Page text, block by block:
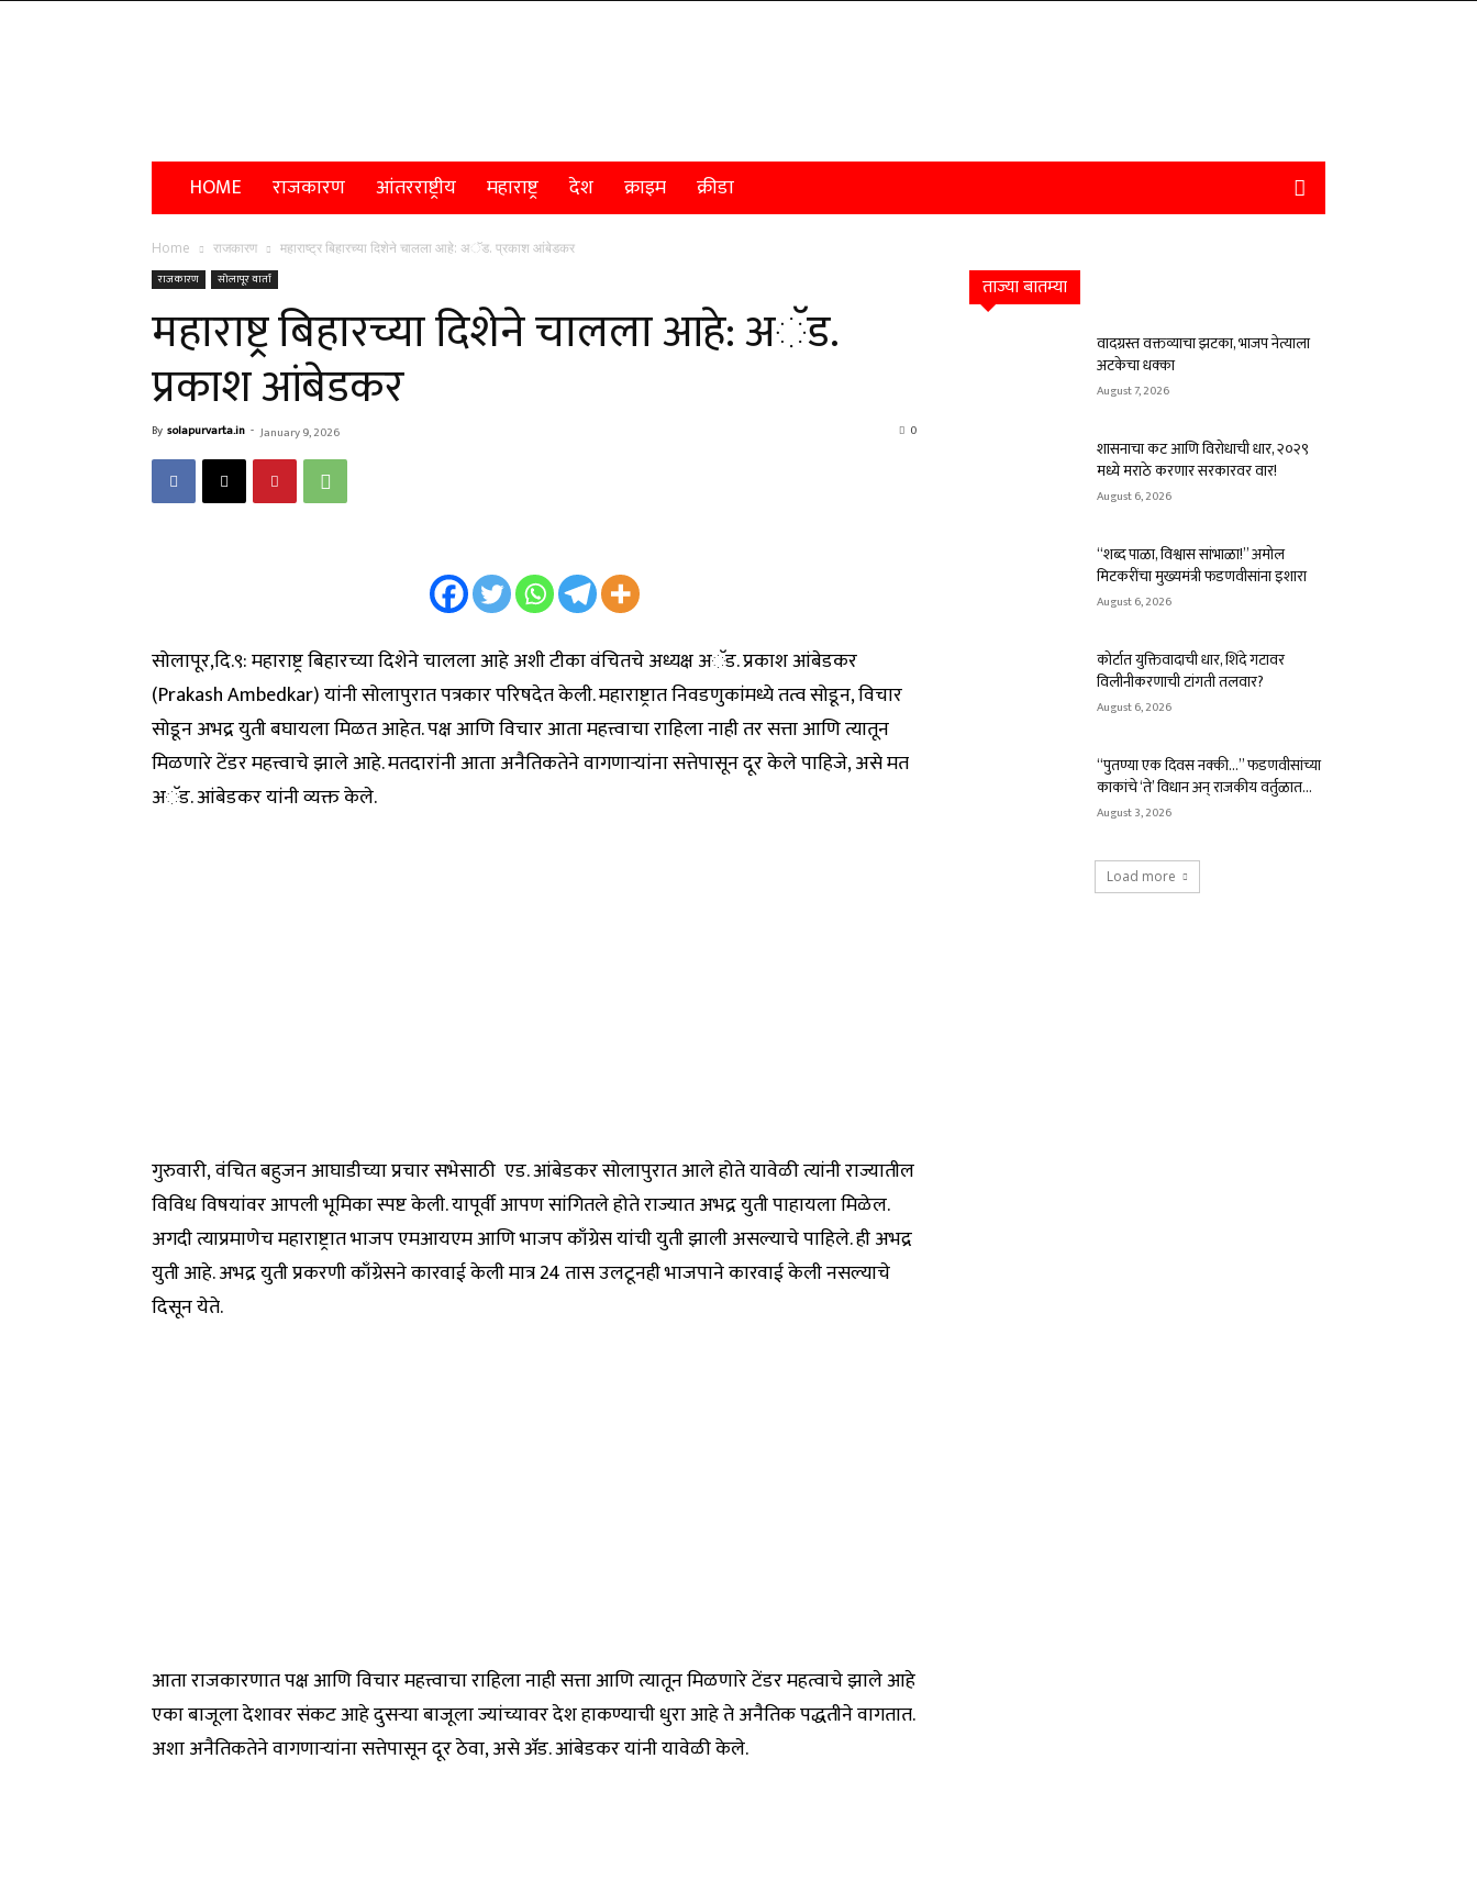
HOME राजकारण आंतरराष्ट्रीय महाराष्ट्र देश क्राइम क्रीडा
Home राजकारण महाराष्ट्र बिहारच्या दिशेने चालला आहे: अॅड. प्रकाश आंबेडकर
राजकारण सोलापूर वार्ता
महाराष्ट्र बिहारच्या दिशेने चालला आहे: अॅड.
प्रकाश आंबेडकर
By solapurvarta.in - January 9, 2026 0
सोलापूर,दि.९: महाराष्ट्र बिहारच्या दिशेने चालला आहे अशी टीका वंचितचे अध्यक्ष अॅड. प्रकाश आंबेडकर
(Prakash Ambedkar) यांनी सोलापुरात पत्रकार परिषदेत केली. महाराष्ट्रात निवडणुकांमध्ये तत्व सोडून, विचार
सोडून अभद्र युती बघायला मिळत आहेत. पक्ष आणि विचार आता महत्त्वाचा राहिला नाही तर सत्ता आणि त्यातून
मिळणारे टेंडर महत्त्वाचे झाले आहे. मतदारांनी आता अनैतिकतेने वागणाऱ्यांना सत्तेपासून दूर केले पाहिजे, असे मत
अॅड. आंबेडकर यांनी व्यक्त केले.
गुरुवारी, वंचित बहुजन आघाडीच्या प्रचार सभेसाठी एड. आंबेडकर सोलापुरात आले होते यावेळी त्यांनी राज्यातील
विविध विषयांवर आपली भूमिका स्पष्ट केली. यापूर्वी आपण सांगितले होते राज्यात अभद्र युती पाहायला मिळेल.
अगदी त्याप्रमाणेच महाराष्ट्रात भाजप एमआयएम आणि भाजप काँग्रेस यांची युती झाली असल्याचे पाहिले. ही अभद्र
युती आहे. अभद्र युती प्रकरणी काँग्रेसने कारवाई केली मात्र 24 तास उलटूनही भाजपाने कारवाई केली नसल्याचे
दिसून येते.
आता राजकारणात पक्ष आणि विचार महत्त्वाचा राहिला नाही सत्ता आणि त्यातून मिळणारे टेंडर महत्वाचे झाले आहे
एका बाजूला देशावर संकट आहे दुसऱ्या बाजूला ज्यांच्यावर देश हाकण्याची धुरा आहे ते अनैतिक पद्धतीने वागतात.
अशा अनैतिकतेने वागणाऱ्यांना सत्तेपासून दूर ठेवा, असे ॲड. आंबेडकर यांनी यावेळी केले.
ताज्या बातम्या
वादग्रस्त वक्तव्याचा झटका, भाजप नेत्याला
अटकेचा धक्का
August 7, 2026
शासनाचा कट आणि विरोधाची धार, २०२९
मध्ये मराठे करणार सरकारवर वार!
August 6, 2026
“शब्द पाळा, विश्वास सांभाळा!” अमोल
मिटकरींचा मुख्यमंत्री फडणवीसांना इशारा
August 6, 2026
कोर्टात युक्तिवादाची धार, शिंदे गटावर
विलीनीकरणाची टांगती तलवार?
August 6, 2026
“पुतण्या एक दिवस नक्की…” फडणवीसांच्या
काकांचे ‘ते’ विधान अन् राजकीय वर्तुळात...
August 3, 2026
Load more